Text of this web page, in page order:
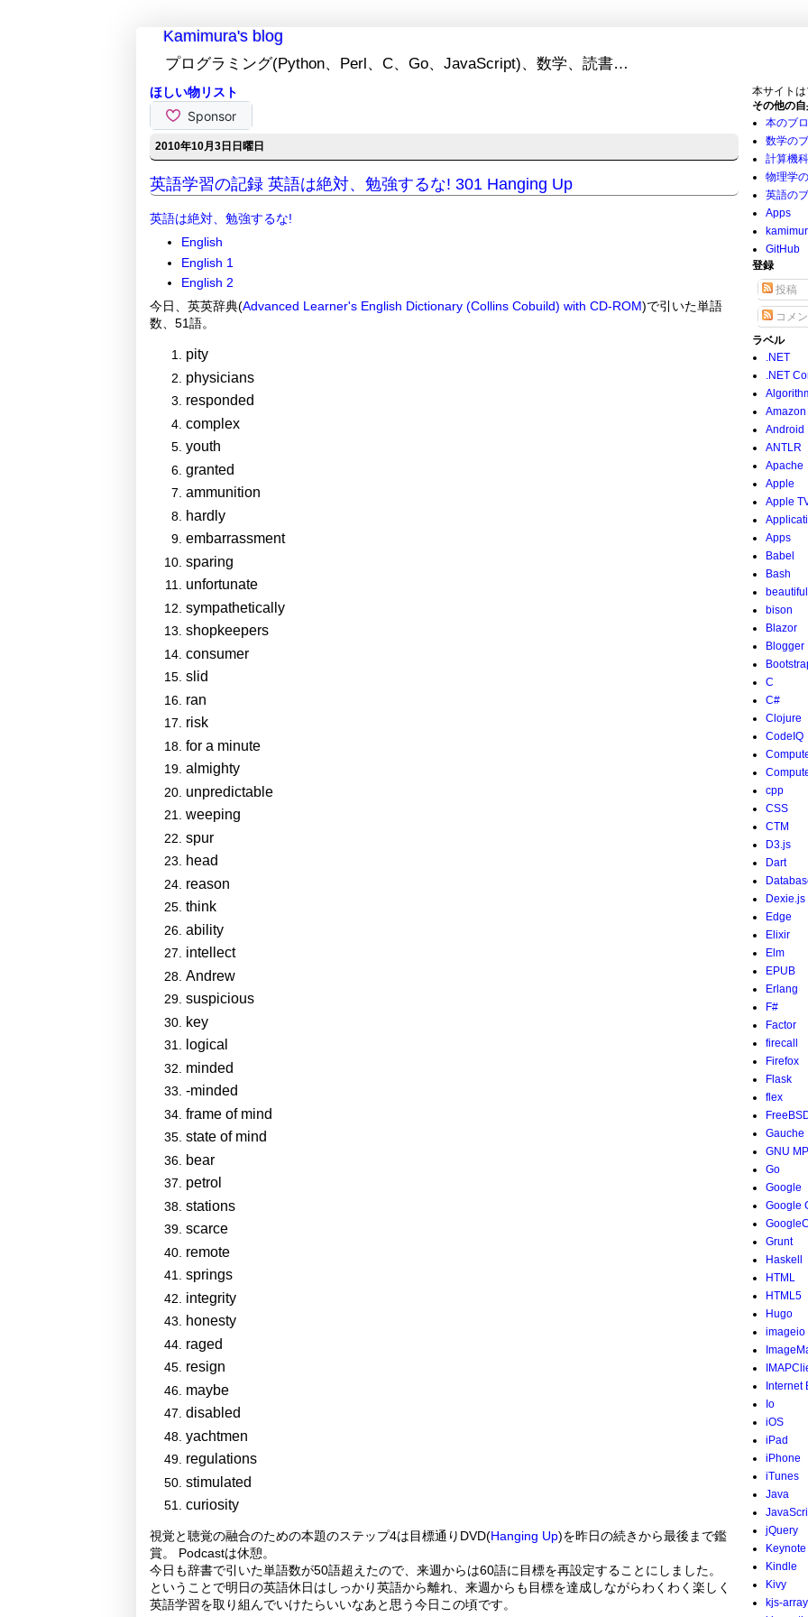
Kamimura's blog
プログラミング(Python、Perl、C、Go、JavaScript)、数学、読書…
ほしい物リスト
2010年10月3日日曜日
英語学習の記録 英語は絶対、勉強するな! 301 Hanging Up
英語は絶対、勉強するな!
English
English 1
English 2
今日、英英辞典(Advanced Learner's English Dictionary (Collins Cobuild) with CD-ROM)で引いた単語
数、51語。
pity
physicians
responded
complex
youth
granted
ammunition
hardly
embarrassment
sparing
unfortunate
sympathetically
shopkeepers
consumer
slid
ran
risk
for a minute
almighty
unpredictable
weeping
spur
head
reason
think
ability
intellect
Andrew
suspicious
key
logical
minded
-minded
frame of mind
state of mind
bear
petrol
stations
scarce
remote
springs
integrity
honesty
raged
resign
maybe
disabled
yachtmen
regulations
stimulated
curiosity
視覚と聴覚の融合のための本題のステップ4は目標通りDVD(Hanging Up)を昨日の続きから最後まで鑑
賞。 Podcastは休憩。
今日も辞書で引いた単語数が50語超えたので、来週からは60語に目標を再設定することにしました。
ということで明日の英語休日はしっかり英語から離れ、来週からも目標を達成しながらわくわく楽しく
英語学習を取り組んでいけたらいいなあと思う今日この頃です。
本サイトは
その他の
本のブ
数学の
計算機
物理学
英語の
Apps
GitHub
登録
投稿
コメン
ラベル
.NET
.NET
Amazon
Android
ANTLR
Apache
Apple
Apple
Apps
Babel
Bash
bison
Blazor
Blogger
C
C#
Clojure
CodeIQ
cpp
CSS
CTM
D3.js
Dart
Dexie.js
Edge
Elixir
Elm
EPUB
Erlang
F#
Factor
firecall
Firefox
Flask
flex
Gauche
GNU
Go
Google
Google
Grunt
Haskell
HTML
HTML5
Hugo
imageio
Internet
Io
iOS
iPad
iPhone
iTunes
Java
jQuery
Keynote
Kindle
Kivy
kjs-array